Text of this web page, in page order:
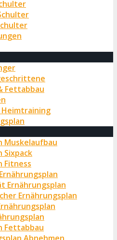
Fettabbau
Muskelaufbau
Sixpack
Fitness
Ernährungsplan
Ernährungsplan
Fettabbau